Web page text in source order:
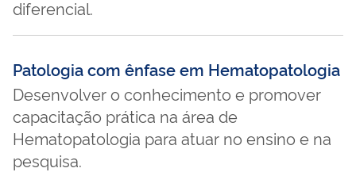
diferencial.
Patologia com ênfase em Hematopatologia
Desenvolver o conhecimento e promover
capacitação prática na área de
Hematopatologia para atuar no ensino e na
pesquisa.